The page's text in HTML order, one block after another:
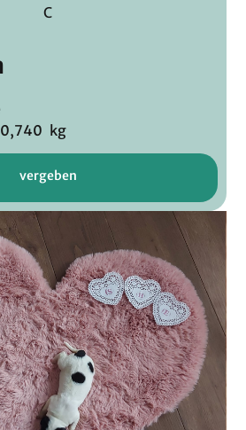
C
kg
vergeben